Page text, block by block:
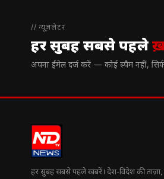
// न्यूज़लेटर
हर सुबह सबसे पहले
अपना ईमेल दर्ज करें — कोई स्पैम नहीं,
हर सुबह सबसे पहले खबरें। देश-विदेश की ताज़ा,